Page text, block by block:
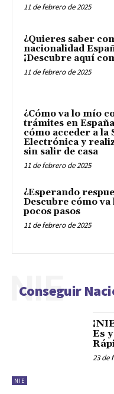
11 de febrero de 2025
¿Quieres saber
nacionalidad
¡Descubre aquí
11 de febrero de 2025
¿Cómo va lo mío
trámites en
cómo acceder a la
Electrónica y
sin salir de casa
11 de febrero de 2025
¿Esperando
Descubre cómo va
pocos pasos
11 de febrero de 2025
Conseguir
NIE
NIE
Es
23 de